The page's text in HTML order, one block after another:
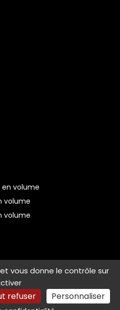
volume
volume
volume
du site-Gestion des cookies
Mandalaine
vous donne le contrôle sur
refuser Personnaliser